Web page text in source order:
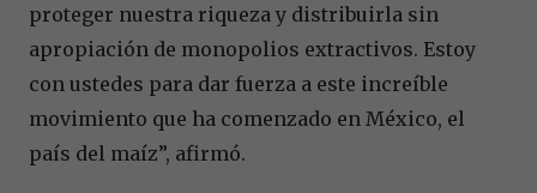
proteger nuestra riqueza y distribuirla sin
apropiación de monopolios extractivos. Estoy
con ustedes para dar fuerza a este increíble
movimiento que ha comenzado en México, el
país del maíz”, afirmó.